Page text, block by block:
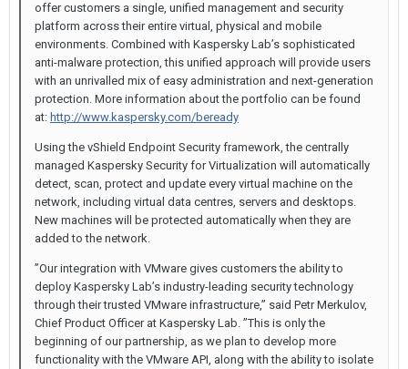
offer customers a single, unified management and security
platform across their entire virtual, physical and mobile
environments. Combined with Kaspersky Lab’s sophisticated
anti-malware protection, this unified approach will provide users
with an unrivalled mix of easy administration and next-generation
protection. More information about the portfolio can be found
at: http://www.kaspersky.com/beready
Using the vShield Endpoint Security framework, the centrally
managed Kaspersky Security for Virtualization will automatically
detect, scan, protect and update every virtual machine on the
network, including virtual data centres, servers and desktops.
New machines will be protected automatically when they are
added to the network.
”Our integration with VMware gives customers the ability to
deploy Kaspersky Lab’s industry-leading security technology
through their trusted VMware infrastructure,” said Petr Merkulov,
Chief Product Officer at Kaspersky Lab. ”This is only the
beginning of our partnership, as we plan to develop more
functionality with the VMware API, along with the ability to isolate